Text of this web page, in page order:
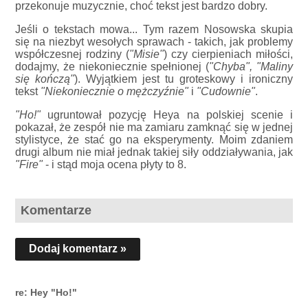
przekonuje muzycznie, choć tekst jest bardzo dobry.
Jeśli o tekstach mowa... Tym razem Nosowska skupia
się na niezbyt wesołych sprawach - takich, jak problemy
współczesnej rodziny ("Misie") czy cierpieniach miłości,
dodajmy, że niekoniecznie spełnionej ("Chyba", "Maliny
się kończą"). Wyjątkiem jest tu groteskowy i ironiczny
tekst "Niekoniecznie o mężczyźnie"i "Cudownie".
"Ho!"ugruntował pozycję Heya na polskiej scenie i
pokazał, że zespół nie ma zamiaru zamknąć się w jednej
stylistyce, że stać go na eksperymenty. Moim zdaniem
drugi album nie miał jednak takiej siły oddziaływania, jak
"Fire"- i stąd moja ocena płyty to 8.
Komentarze
Dodaj komentarz »
re: Hey "Ho!"